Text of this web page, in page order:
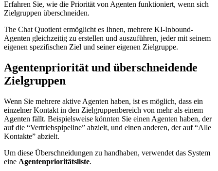
Erfahren Sie, wie die Priorität von Agenten funktioniert, wenn sich
Zielgruppen überschneiden.
The Chat Quotient ermöglicht es Ihnen, mehrere KI-Inbound-
Agenten gleichzeitig zu erstellen und auszuführen, jeder mit seinem
eigenen spezifischen Ziel und seiner eigenen Zielgruppe.
Agentenpriorität und überschneidende
Zielgruppen
Wenn Sie mehrere aktive Agenten haben, ist es möglich, dass ein
einzelner Kontakt in den Zielgruppenbereich von mehr als einem
Agenten fällt. Beispielsweise könnten Sie einen Agenten haben, der
auf die “Vertriebspipeline” abzielt, und einen anderen, der auf “Alle
Kontakte” abzielt.
Um diese Überschneidungen zu handhaben, verwendet das System
eine Agentenprioritätsliste.